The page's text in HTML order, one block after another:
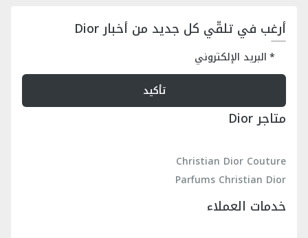
أرغب في تلقّي كل جديد من أخبار Dior
البريد الإلكتروني
تأكيد
متاجر Dior
Christian Dior Couture
Parfums Christian Dior
خدمات العملاء